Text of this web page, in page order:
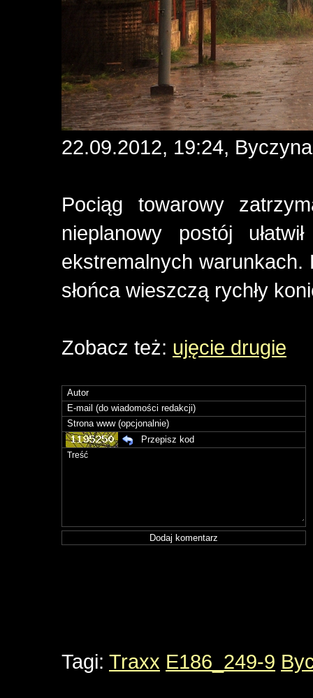
22.09.2012, 19:24, Byczyna
Pociąg towarowy
nieplanowy postój
ekstremalnych
słońca wieszczą rychły
Zobacz też: ujęcie drugie
Tagi: Traxx E186_249-9